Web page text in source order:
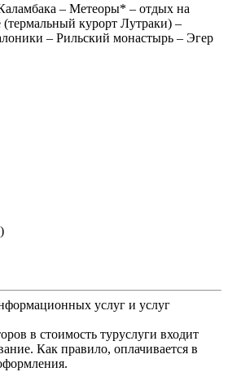
– Метеоры* – отдых на
курорт Лутраки) –
– Рильский монастырь – Эгер
услуг и услуг
в стоимость туруслуги входит
Как правило, оплачивается в